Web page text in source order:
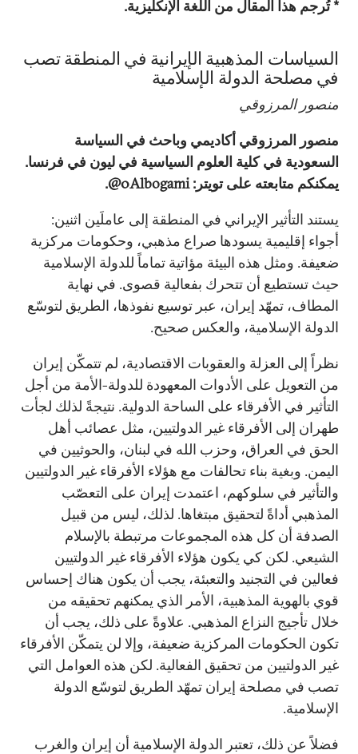
* تُرجم هذا المقال من اللغة الإنكليزية.
السياسات المذهبية الإيرانية في المنطقة تصب
في مصلحة الدولة الإسلامية
منصور المرزوقي
منصور المرزوقي أكاديمي وباحث في السياسة
السعودية في كلية العلوم السياسية في ليون في فرنسا.
يمكنكم متابعته على تويتر: 0Albogami@.
يستند التأثير الإيراني في المنطقة إلى عاملَين اثنين:
أجواء إقليمية يسودها صراع مذهبي، وحكومات مركزية
ضعيفة. ومثل هذه البيئة مؤاتية تماماً للدولة الإسلامية
حيث تستطيع أن تتحرك بفعالية قصوى. في نهاية
المطاف، تمهّد إيران، عبر توسيع نفوذها، الطريق لتوسّع
الدولة الإسلامية، والعكس صحيح.
نظراً إلى العزلة والعقوبات الاقتصادية، لم تتمكّن إيران
من التعويل على الأدوات المعهودة للدولة-الأمة من أجل
التأثير في الأفرقاء على الساحة الدولية. نتيجةً لذلك لجأت
طهران إلى الأفرقاء غير الدولتيين، مثل عصائب أهل
الحق في العراق، وحزب الله في لبنان، والحوثيين في
اليمن. وبغية بناء تحالفات مع هؤلاء الأفرقاء غير الدولتيين
والتأثير في سلوكهم، اعتمدت إيران على التعصّب
المذهبي أداةً لتحقيق مبتغاها. لذلك، ليس من قبيل
الصدفة أن كل هذه المجموعات مرتبطة بالإسلام
الشيعي. لكن كي يكون هؤلاء الأفرقاء غير الدولتيين
فعالين في التجنيد والتعبئة، يجب أن يكون هناك إحساس
قوي بالهوية المذهبية، الأمر الذي يمكنهم تحقيقه من
خلال تأجيج النزاع المذهبي. علاوةً على ذلك، يجب أن
تكون الحكومات المركزية ضعيفة، وإلا لن يتمكّن الأفرقاء
غير الدولتيين من تحقيق الفعالية. لكن هذه العوامل التي
تصب في مصلحة إيران تمهّد الطريق لتوسّع الدولة
الإسلامية.
فضلاً عن ذلك، تعتبر الدولة الإسلامية أن إيران والغرب